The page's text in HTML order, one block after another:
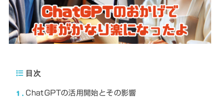
目次
1 ChatGPTの活用開始とその影響